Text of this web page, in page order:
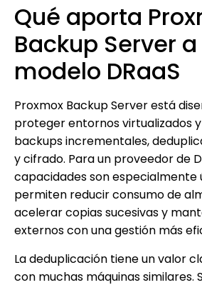
Qué aporta
Backup Server
modelo DRaaS
Proxmox Backup Server está
proteger entornos virtualizados
backups incrementales,
y cifrado. Para un proveedor de
capacidades son especialmente
permiten reducir consumo de
acelerar copias sucesivas y
externos con una gestión más
La deduplicación tiene un valor
con muchas máquinas similares.